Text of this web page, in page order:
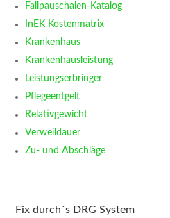
Fallpauschalen-Katalog
InEK Kostenmatrix
Krankenhaus
Krankenhausleistung
Leistungserbringer
Pflegeentgelt
Relativgewicht
Verweildauer
Zu- und Abschläge
Fix durch´s DRG System